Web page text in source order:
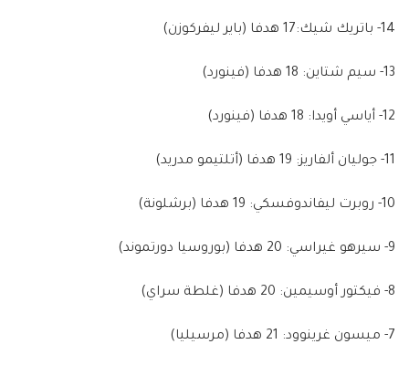
14- باتريك شيك: 17 هدفا (باير ليفركوزن)
13- سيم شتاين:
12- أياسي أويدا:
11- جوليان ألفاريز:
10- روبرت ليفاندوفسكي:
9- سيرهو غيراسي:
8- فيكتور أوسيمين:
7- ميسون غرينوود: 21 هدفا (مرسيليا)